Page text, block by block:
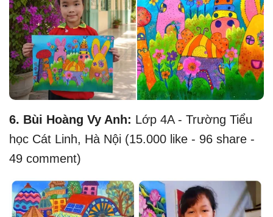
6. Bùi Hoàng Vy Anh: Lớp 4A - Trường Tiểu
học Cát Linh, Hà Nội (15.000 like - 96 share -
49 comment)